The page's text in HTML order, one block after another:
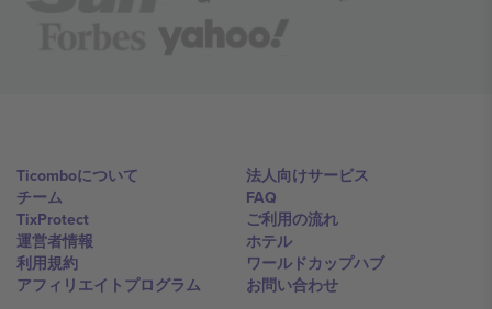
Ticomboについて
チーム
TixProtect
運営者情報
利用規約
アフィリエイトプログラム
法人向けサービス
FAQ
ご利用の流れ
ホテル
ワールドカップハブ
お問い合わせ